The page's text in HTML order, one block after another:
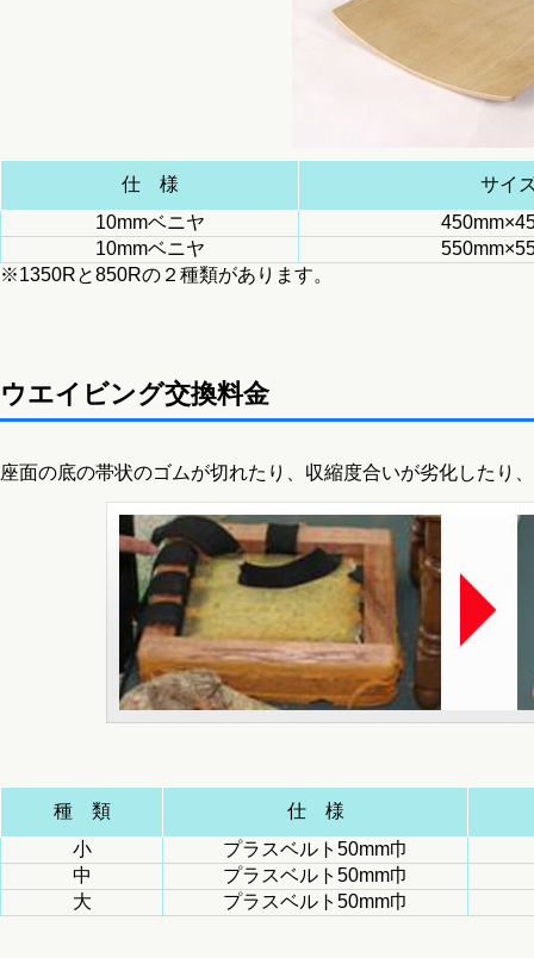
※1350Rと850Rの２種類があります。
仕 様
サイ
10mmベニヤ
10mmベニヤ
ウエイビング交換料金
座面の底の帯状のゴムが切れたり、収縮度合いが劣化したり
種 類
仕 様
小
プラスベルト50mm巾
中
プラスベルト50mm巾
大
プラスベルト50mm巾